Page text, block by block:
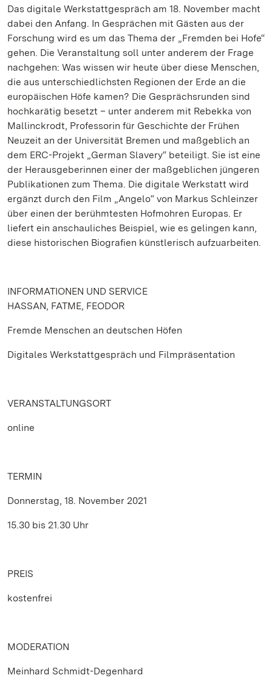
Das digitale Werkstattgespräch am 18. November macht
dabei den Anfang. In Gesprächen mit Gästen aus der
Forschung wird es um das Thema der „Fremden bei Hofe“
gehen. Die Veranstaltung soll unter anderem der Frage
nachgehen: Was wissen wir heute über diese Menschen,
die aus unterschiedlichsten Regionen der Erde an die
europäischen Höfe kamen? Die Gesprächsrunden sind
hochkarätig besetzt – unter anderem mit Rebekka von
Mallinckrodt, Professorin für Geschichte der Frühen
Neuzeit an der Universität Bremen und maßgeblich an
dem ERC-Projekt „German Slavery“ beteiligt. Sie ist eine
der Herausgeberinnen einer der maßgeblichen jüngeren
Publikationen zum Thema. Die digitale Werkstatt wird
ergänzt durch den Film „Angelo“ von Markus Schleinzer
über einen der berühmtesten Hofmohren Europas. Er
liefert ein anschauliches Beispiel, wie es gelingen kann,
diese historischen Biografien künstlerisch aufzuarbeiten.
INFORMATIONEN UND SERVICE
HASSAN, FATME, FEODOR
Fremde Menschen an deutschen Höfen
Digitales Werkstattgespräch und Filmpräsentation
VERANSTALTUNGSORT
online
TERMIN
Donnerstag, 18. November 2021
15.30 bis 21.30 Uhr
PREIS
kostenfrei
MODERATION
Meinhard Schmidt-Degenhard